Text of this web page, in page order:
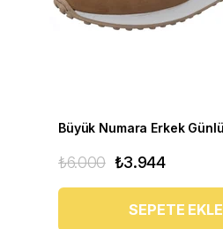
₺3.944
₺6.000
SEPETE EKLE